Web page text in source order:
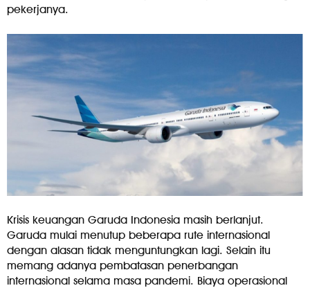
pekerjanya.
Krisis keuangan Garuda Indonesia masih berlanjut.
Garuda mulai menutup beberapa rute internasional
dengan alasan tidak menguntungkan lagi. Selain itu
memang adanya pembatasan penerbangan
internasional selama masa pandemi. Biaya operasional